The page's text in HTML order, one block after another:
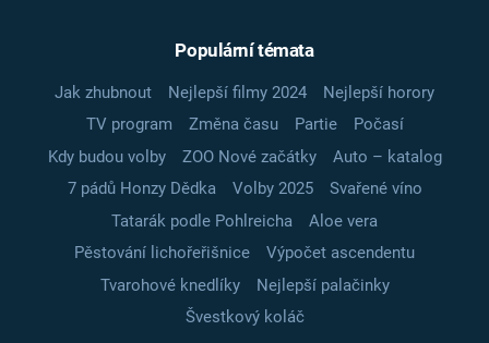
Populární témata
Jak zhubnout Nejlepší filmy 2024
Nejlepší horory
TV program
Změna času Partie
Počasí
Kdy budou volby
ZOO Nové začátky
Auto – katalog
7 pádů Honzy Dědka
Volby 2025
Svařené víno
Tatarák podle Pohlreicha
Aloe vera
Pěstování lichořeřišnice
Výpočet ascendentu
Tvarohové knedlíky
Nejlepší palačinky
Švestkový koláč